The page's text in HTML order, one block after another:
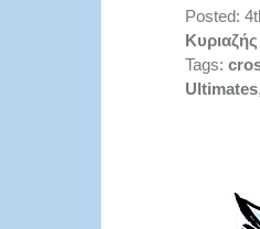
Posted:
Κυριαζής
Tags:
Ultimates